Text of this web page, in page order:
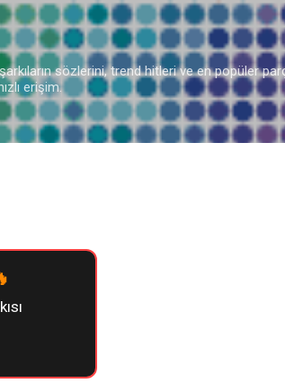
Ana içeriğe atla
sözlerini, trend hitleri ve en popüler
erişim.